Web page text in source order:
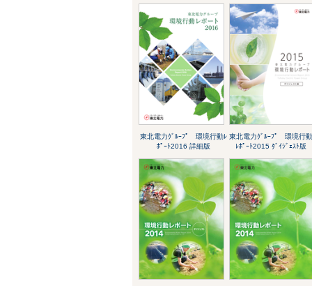
東北電力ｸﾞﾙｰﾌﾟ 環境行動ﾚ
ﾎﾟｰﾄ2016 詳細版
東北電力ｸﾞﾙｰﾌﾟ 環境行
ﾚﾎﾟｰﾄ2015 ﾀﾞｲｼﾞｪｽﾄ版